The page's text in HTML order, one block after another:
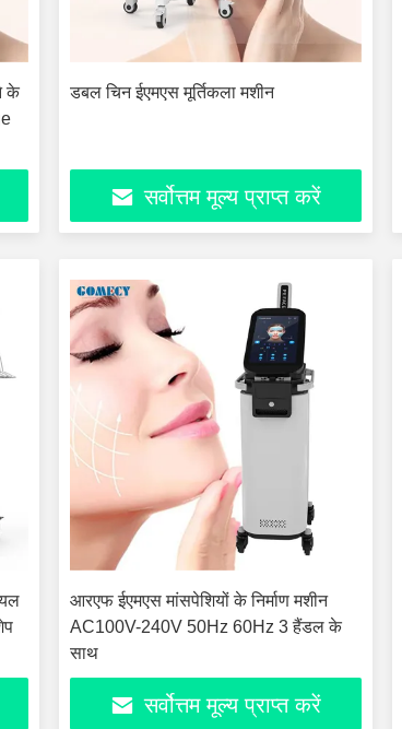
के
डबल चिन ईएमएस मूर्तिकला मशीन
सर्वोत्तम मूल्य प्राप्त करें
आरएफ ईएमएस मांसपेशियों के निर्माण मशीन
AC100V-240V 50Hz 60Hz 3 हैंडल के
साथ
सर्वोत्तम मूल्य प्राप्त करें